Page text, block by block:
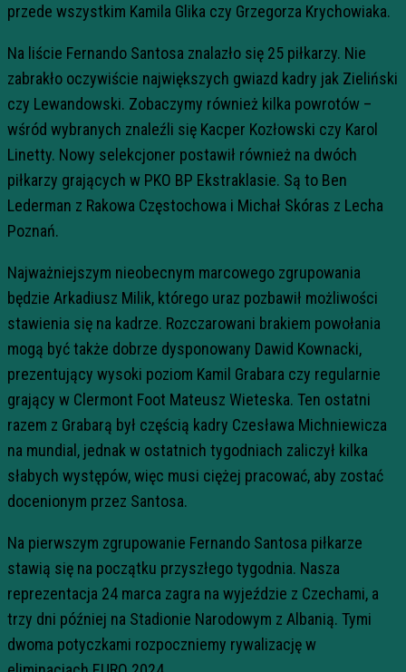
przede wszystkim Kamila Glika czy Grzegorza Krychowiaka.
Na liście Fernando Santosa znalazło się 25 piłkarzy. Nie
zabrakło oczywiście największych gwiazd kadry jak Zieliński
czy Lewandowski. Zobaczymy również kilka powrotów –
wśród wybranych znaleźli się Kacper Kozłowski czy Karol
Linetty. Nowy selekcjoner postawił również na dwóch
piłkarzy grających w PKO BP Ekstraklasie. Są to Ben
Lederman z Rakowa Częstochowa i Michał Skóras z Lecha
Poznań.
Najważniejszym nieobecnym marcowego zgrupowania
będzie Arkadiusz Milik, którego uraz pozbawił możliwości
stawienia się na kadrze. Rozczarowani brakiem powołania
mogą być także dobrze dysponowany Dawid Kownacki,
prezentujący wysoki poziom Kamil Grabara czy regularnie
grający w Clermont Foot Mateusz Wieteska. Ten ostatni
razem z Grabarą był częścią kadry Czesława Michniewicza
na mundial, jednak w ostatnich tygodniach zaliczył kilka
słabych występów, więc musi ciężej pracować, aby zostać
docenionym przez Santosa.
Na pierwszym zgrupowanie Fernando Santosa piłkarze
stawią się na początku przyszłego tygodnia. Nasza
reprezentacja 24 marca zagra na wyjeździe z Czechami, a
trzy dni później na Stadionie Narodowym z Albanią. Tymi
dwoma potyczkami rozpoczniemy rywalizację w